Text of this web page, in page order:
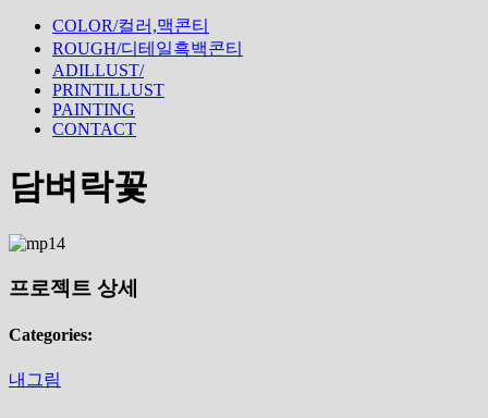
COLOR/컬러,맥콘티
ROUGH/디테일흑백콘티
ADILLUST/
PRINTILLUST
PAINTING
CONTACT
담벼락꽃
프로젝트 상세
Categories:
내그림